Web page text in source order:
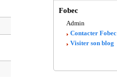
Fobec
Admin
Contacter Fobec
Visiter son blog